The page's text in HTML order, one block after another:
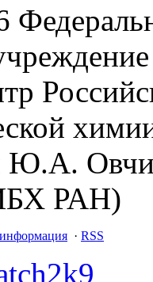
РАН)
· RSS